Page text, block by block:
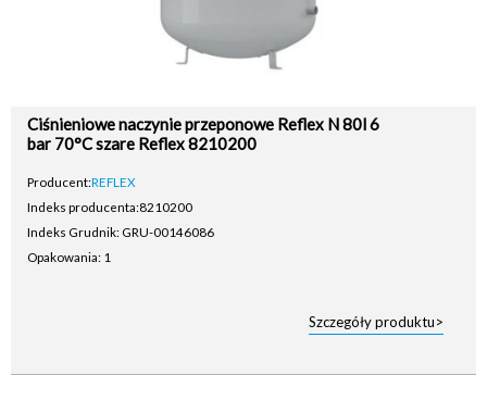
Ciśnieniowe naczynie przeponowe Reflex N 80l 6
bar 70°C szare Reflex 8210200
Producent:REFLEX
Indeks producenta:8210200
Indeks Grudnik: GRU-00146086
Opakowania: 1
Szczegóły produktu>